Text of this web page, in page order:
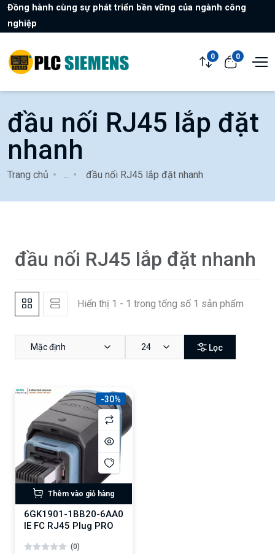
Đồng hành cùng sự phát triển bền vững của ngành công
nghiệp
0 0
đầu nối RJ45 lắp đặt
nhanh
Trang chủ đầu nối RJ45 lắp đặt nhanh
đầu nối RJ45 lắp đặt nhanh
Hiển thị 1 - 1 trong tổng số 1 sản phẩm
Mặc định 24 Lọc
-30%
Thêm vào giỏ hàng
6GK1901-1BB20-6AA0
IE FC RJ45 Plug PRO
(0)